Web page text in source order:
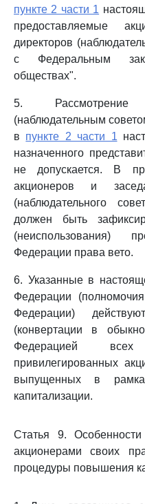
пункте 2 части 1
предоставляемые
директоров
с Федеральным
обществах".
5. Рассмотрение
(наблюдательным
в пункте 2 части 1
назначенного
не допускается. В
акционеров и
(наблюдательного
должен быть
(неиспользования)
Федерации права вето.
6. Указанные в
Федерации
Федерации)
(конвертации в
Федерацией
привилегированных
выпущенных в
капитализации.
Статья 9.
акционерами своих
процедуры повышения